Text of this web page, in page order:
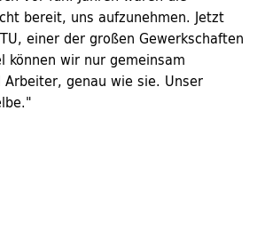
bereit, uns aufzunehmen. Jetzt
einer der großen Gewerkschaften
können wir nur gemeinsam
genau wie sie. Unser